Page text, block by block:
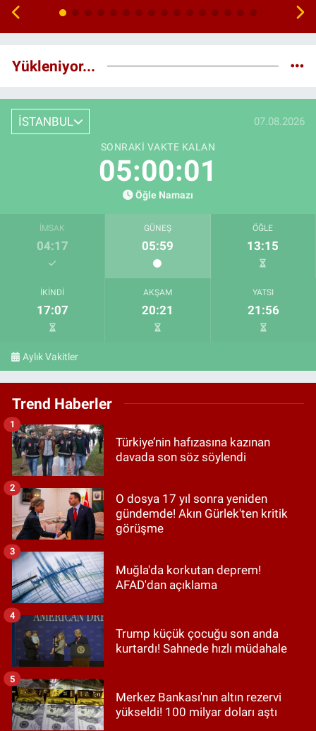
Yükleniyor...
İSTANBUL 07.08.2026
SONRAKI VAKTE KALAN
05:00:00
Öğle Namazı
İMSAK
04:17
GÜNEŞ
05:59
ÖĞLE
13:15
İKINDI
17:07
AKŞAM
20:21
YATSI
21:56
Aylık Vakitler
Trend Haberler
Türkiye’nin hafızasına kazınan
davada son söz söylendi
1
O dosya 17 yıl sonra yeniden
gündemde! Akın Gürlek'ten kritik
görüşme
2
Muğla'da korkutan deprem!
AFAD'dan açıklama
3
Trump küçük çocuğu son anda
kurtardı! Sahnede hızlı müdahale
4
Merkez Bankası'nın altın rezervi
yükseldi! 100 milyar doları aştı
5